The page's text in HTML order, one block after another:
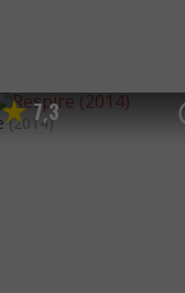
7,3
(2014)